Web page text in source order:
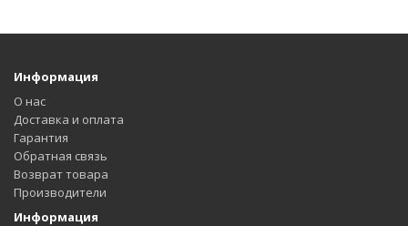
Информация
О нас
Доставка и оплата
Гарантия
Обратная связь
Возврат товара
Производители
Информация